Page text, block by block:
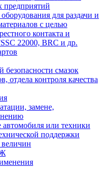
для раздачи и
с целью
контакта и
22000, BRC и др.
смазок
отдела контроля качества
замене,
или техники
поддержки